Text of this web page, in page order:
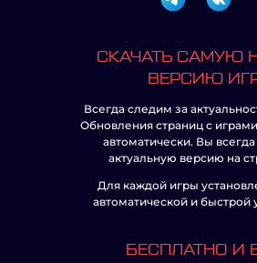
СКАЧАТЬ САМУЮ
ВЕРСИЮ
Всегда следим за
Обновления страниц с
автоматически. Вы
актуальную версию на
Для каждой игры
автоматической и быстрой
БЕСПЛАТНО И